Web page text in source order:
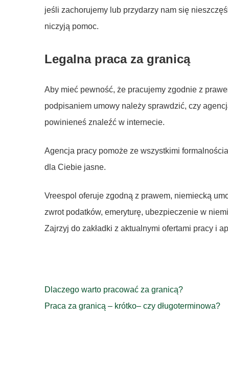
jeśli zachorujemy lub przydarzy nam się
niczyją pomoc.
Legalna praca za granicą
Aby mieć pewność, że pracujemy zgodnie z
podpisaniem umowy należy sprawdzić, czy
powinieneś znaleźć w internecie.
Agencja pracy pomoże ze wszystkimi
dla Ciebie jasne.
Vreespol oferuje zgodną z prawem, niemiecką
zwrot podatków, emeryturę, ubezpieczenie w
Zajrzyj do zakładki z aktualnymi ofertami pracy i
Nawigacja
Dlaczego warto pracować za granicą?
Praca za granicą – krótko– czy długoterminowa?